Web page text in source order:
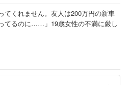
てくれません。友人は200万円の新車
てるのに……」19歳女性の不満に厳し